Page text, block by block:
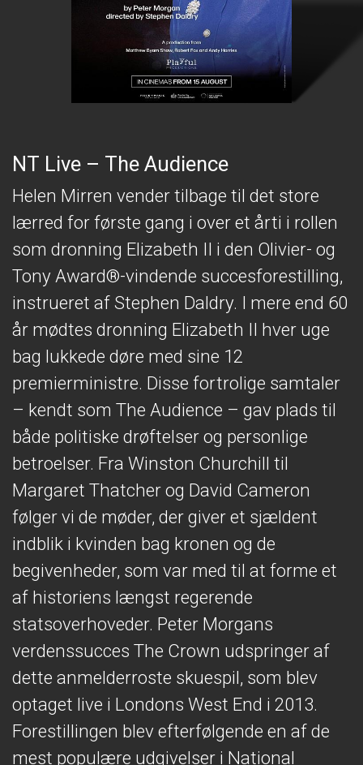
NT Live – The Audience
Helen Mirren vender tilbage til det store
lærred for første gang i over et årti i rollen
som dronning Elizabeth II i den Olivier- og
Tony Award®-vindende succesforestilling,
instrueret af Stephen Daldry. I mere end 60
år mødtes dronning Elizabeth II hver uge
bag lukkede døre med sine 12
premierministre. Disse fortrolige samtaler
– kendt som The Audience – gav plads til
både politiske drøftelser og personlige
betroelser. Fra Winston Churchill til
Margaret Thatcher og David Cameron
følger vi de møder, der giver et sjældent
indblik i kvinden bag kronen og de
begivenheder, som var med til at forme et
af historiens længst regerende
statsoverhoveder. Peter Morgans
verdenssucces The Crown udspringer af
dette anmelderroste skuespil, som blev
optaget live i Londons West End i 2013.
Forestillingen blev efterfølgende en af de
mest populære udgivelser i National